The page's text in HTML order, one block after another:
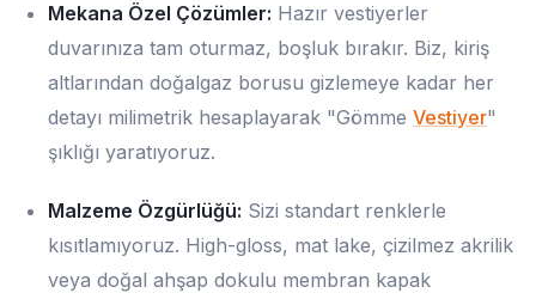
Mekana Özel Çözümler: Hazır vestiyerler
duvarınıza tam oturmaz, boşluk bırakır. Biz, kiriş
altlarından doğalgaz borusu gizlemeye kadar her
detayı milimetrik hesaplayarak "Gömme Vestiyer"
şıklığı yaratıyoruz.
Malzeme Özgürlüğü: Sizi standart renklerle
kısıtlamıyoruz. High-gloss, mat lake, çizilmez akrilik
veya doğal ahşap dokulu membran kapak